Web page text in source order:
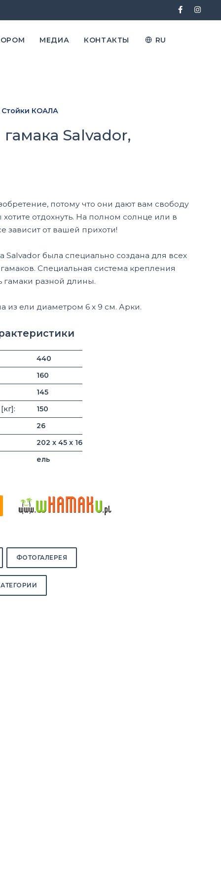
МЕДИА КОНТАКТЫ RU
Стойки КОАЛА
Salvador,
потому что они дают вам свободу
отдохнуть. На полном солнце или в
зависит от вашей прихоти!
Salvador была специально создана для всех
Специальная система крепления
гамаки разной длины.
из ели диаметром 6 х 9 см. Арки.
440
160
145
150
26
202 x 45 x 16
ель
ФОТОГАЛЕРЕЯ